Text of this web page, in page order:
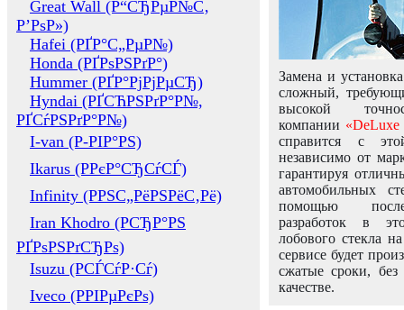
Great Wall (Р“СЂРµР№С‚
Р’РѕР»)
Hafei (РҐР°С„РµР№)
Honda (РҐРѕРЅРґР°)
Hummer (РҐР°РјРјРµСЂ)
Hyndai (РҐСЋРЅРґР°Р№,
РҐСѓРЅРґР°Р№)
I-van (Р-РІР°РЅ)
Ikarus (РРєР°СЂСѓСЃ)
Infinity (РРЅС„РёРЅРёС‚Рё)
Iran Khodro (РСЂР°РЅ
РҐРѕРЅРґСЂРѕ)
Isuzu (РСЃСѓР·Сѓ)
Iveco (РРІРµРєРѕ)
Замена и
сложный,
высокой
компании «DeLuxe
справится с
независимо от
гарантируя
автомобильных
помощью
разработок в
лобового стекла
сервисе будет
сжатые сроки,
качестве.